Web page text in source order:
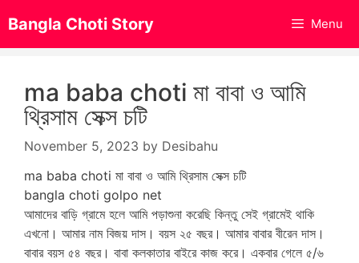
to
content
Bangla Choti Story Menu
ma baba choti মা বাবা ও আমি
থ্রিসাম সেক্স চটি
November 5, 2023 by Desibahu
ma baba choti মা বাবা ও আমি থ্রিসাম সেক্স চটি
bangla choti golpo net
আমাদের বাড়ি গ্রামে হলে আমি পড়াশুনা করেছি কিন্তু সেই গ্রামেই থাকি
এখনো। আমার নাম বিজয় দাস। বয়স ২৫ বছর। আমার বাবার বীরেন দাস।
বাবার বয়স ৫৪ বছর। বাবা কলকাতার বাইরে কাজ করে। একবার গেলে ৫/৬